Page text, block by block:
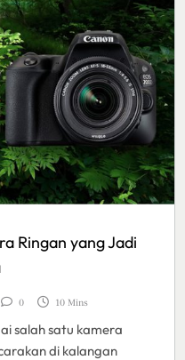
Ringan yang Jadi
0 10 Mins
salah satu kamera
di kalangan